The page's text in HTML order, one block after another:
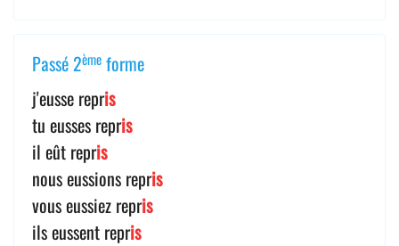
Passé 2ème forme
j'eusse repris
tu eusses repris
il eût repris
nous eussions repris
vous eussiez repris
ils eussent repris